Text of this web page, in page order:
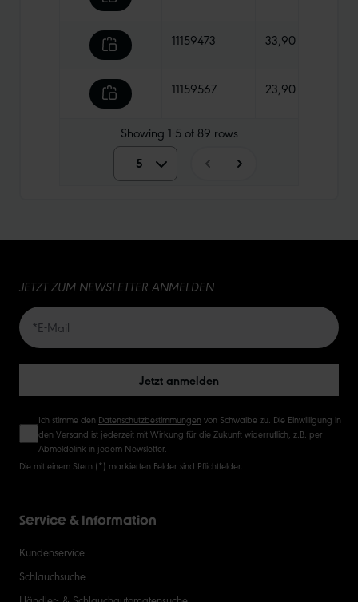
11159473 33,90 €
11159567 23,90 €
Showing 1-5of89 rows
5 5
20
JETZT ZUM NEWSLETTER ANMELDEN
Jetzt anmelden
Ich stimme den Datenschutzbestimmungen von Schwalbe zu. Die Einwilligung in
den Versand ist jederzeit mit Wirkung für die Zukunft widerruflich, z.B. per
Abmeldelink in jedem Newsletter.
Die mit einem Stern (*) markierten Felder sind Pflichtfelder.
Service & Information
Kundenservice
Schlauchsuche